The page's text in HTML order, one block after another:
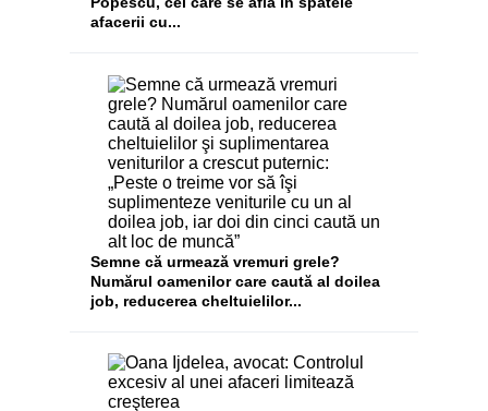
afacerii cu...
Semne că urmează vremuri grele?
Numărul oamenilor care caută al doilea
job, reducerea cheltuielilor...